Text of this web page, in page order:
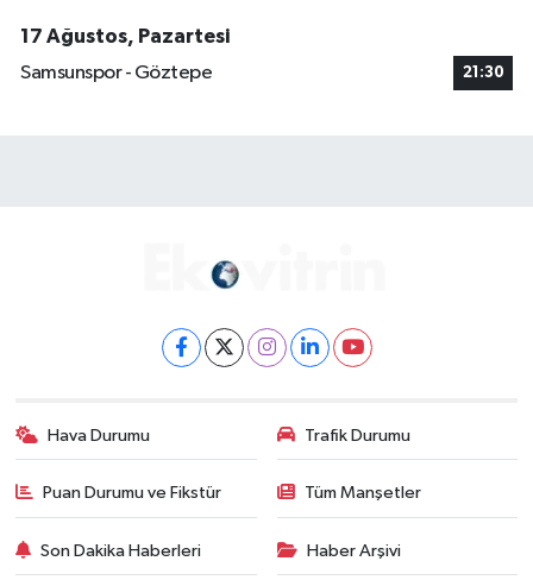
17 Ağustos, Pazartesi
Samsunspor - Göztepe
21:30
Hava Durumu Trafik Durumu
Puan Durumu ve Fikstür Tüm Manşetler
Son Dakika Haberleri Haber Arşivi